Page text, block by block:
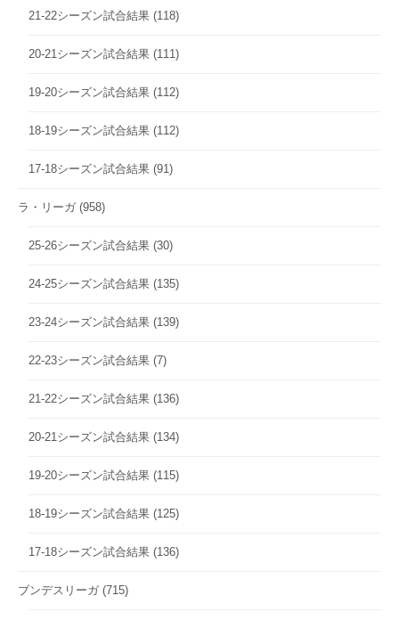
21-22シーズン試合結果 (118)
20-21シーズン試合結果 (111)
19-20シーズン試合結果 (112)
18-19シーズン試合結果 (112)
17-18シーズン試合結果 (91)
ラ・リーガ (958)
25-26シーズン試合結果 (30)
24-25シーズン試合結果 (135)
23-24シーズン試合結果 (139)
22-23シーズン試合結果 (7)
21-22シーズン試合結果 (136)
20-21シーズン試合結果 (134)
19-20シーズン試合結果 (115)
18-19シーズン試合結果 (125)
17-18シーズン試合結果 (136)
ブンデスリーガ (715)